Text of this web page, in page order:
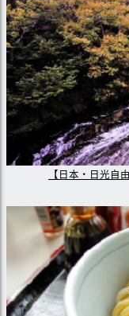
【日本・日光自